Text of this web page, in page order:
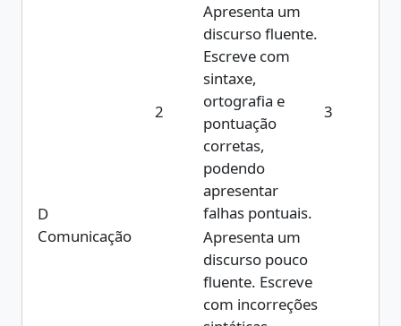
D
Comunicação
2
Apresenta um
discurso fluente.
Escreve com
sintaxe,
ortografia e
pontuação
corretas,
podendo
apresentar
falhas pontuais.
3
Apresenta um
discurso pouco
fluente. Escreve
com incorreções